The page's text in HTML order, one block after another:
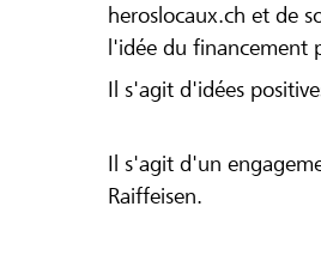
heroslocaux.ch et de
l'idée du financement
Il s'agit d'idées
Il s'agit d'un
Raiffeisen.